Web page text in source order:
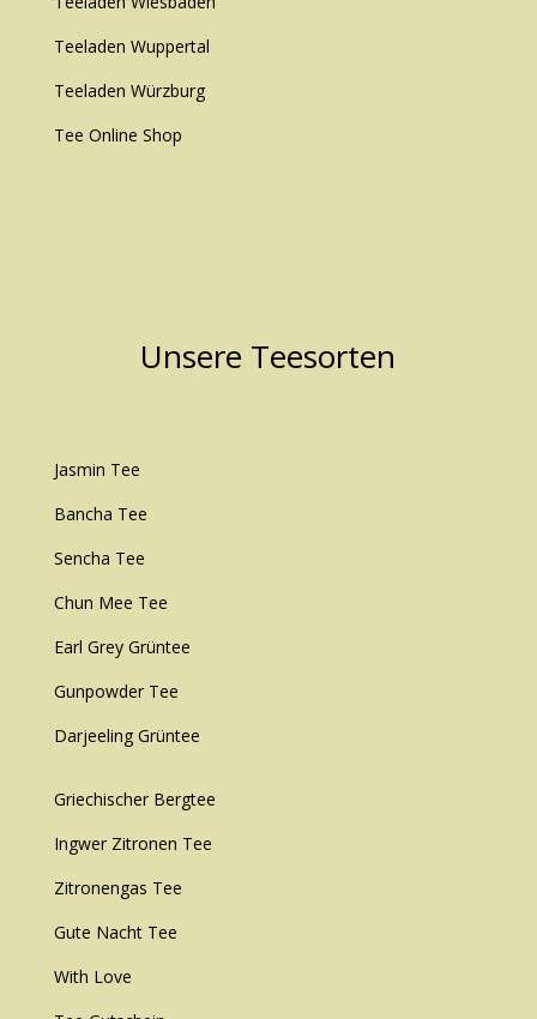
Teeladen Wuppertal
Teeladen Würzburg
Tee Online Shop
Unsere Teesorten
Jasmin Tee
Bancha Tee
Sencha Tee
Chun Mee Tee
Earl Grey Grüntee
Gunpowder Tee
Darjeeling Grüntee
Griechischer Bergtee
Ingwer Zitronen Tee
Zitronengas Tee
Gute Nacht Tee
With Love